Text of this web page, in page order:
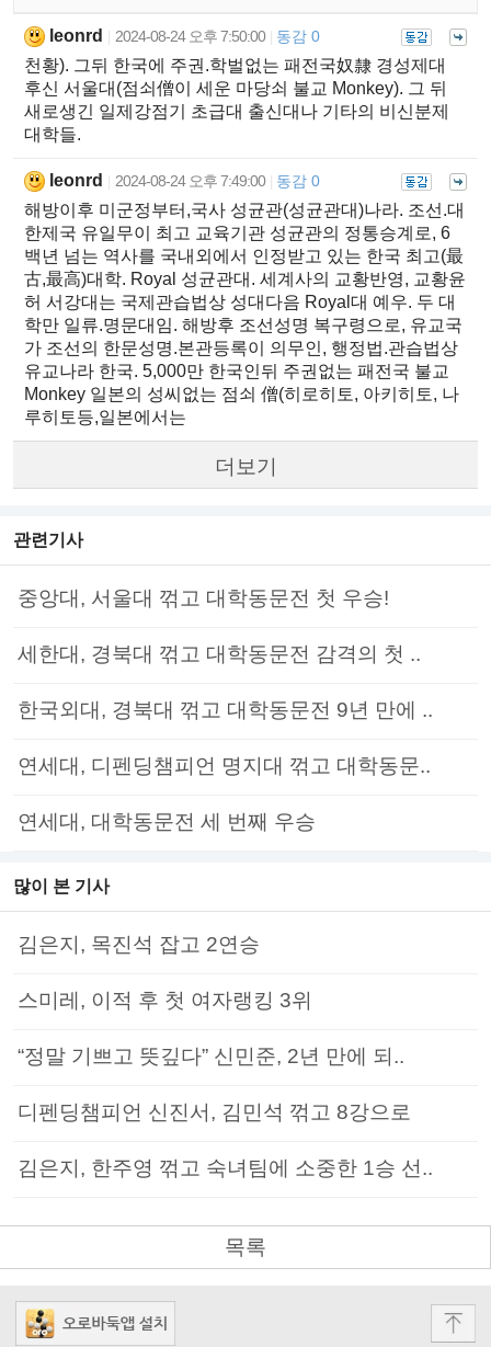
leonrd 2024-08-24 오후 7:50:00 동감 0
천황). 그뒤 한국에 주권.학벌없는 패전국奴隸 경성제대
후신 서울대(점쇠僧이 세운 마당쇠 불교 Monkey). 그 뒤
새로생긴 일제강점기 초급대 출신대나 기타의 비신분제
대학들.
leonrd 2024-08-24 오후 7:49:00 동감 0
해방이후 미군정부터,국사 성균관(성균관대)나라. 조선.대
한제국 유일무이 최고 교육기관 성균관의 정통승계로, 6
백년 넘는 역사를 국내외에서 인정받고 있는 한국 최고(最
古,最高)대학. Royal 성균관대. 세계사의 교황반영, 교황윤
허 서강대는 국제관습법상 성대다음 Royal대 예우. 두 대
학만 일류.명문대임. 해방후 조선성명 복구령으로, 유교국
가 조선의 한문성명.본관등록이 의무인, 행정법.관습법상
유교나라 한국. 5,000만 한국인뒤 주권없는 패전국 불교
Monkey 일본의 성씨없는 점쇠 僧(히로히토, 아키히토, 나
루히토등,일본에서는
더보기
관련기사
중앙대, 서울대 꺾고 대학동문전 첫 우승!
세한대, 경북대 꺾고 대학동문전 감격의 첫 ..
한국외대, 경북대 꺾고 대학동문전 9년 만에 ..
연세대, 디펜딩챔피언 명지대 꺾고 대학동문..
연세대, 대학동문전 세 번째 우승
많이 본 기사
김은지, 목진석 잡고 2연승
스미레, 이적 후 첫 여자랭킹 3위
“정말 기쁘고 뜻깊다” 신민준, 2년 만에 되..
디펜딩챔피언 신진서, 김민석 꺾고 8강으로
김은지, 한주영 꺾고 숙녀팀에 소중한 1승 선..
목록